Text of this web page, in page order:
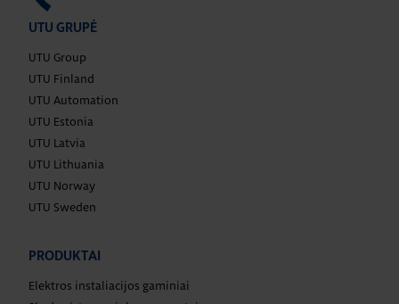
UTU GRUPĖ
UTU Group
UTU Finland
UTU Automation
UTU Estonia
UTU Latvia
UTU Lithuania
UTU Norway
UTU Sweden
PRODUKTAI
Elektros instaliacijos gaminiai